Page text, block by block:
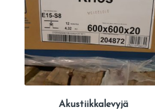
Akustiikkalevyjä